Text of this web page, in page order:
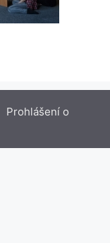
Prohlášení o